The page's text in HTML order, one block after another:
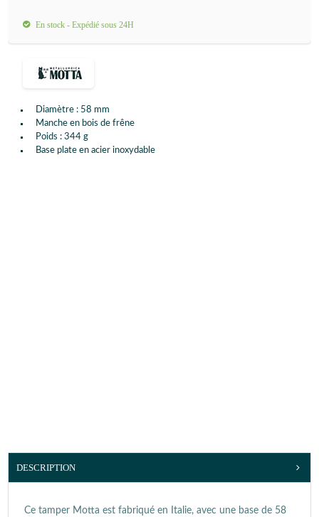
Diamètre : 58 mm
Manche en bois de frêne
Poids : 344 g
Base plate en acier inoxydable
En stock - Expédié sous 24H
DESCRIPTION
Ce tamper Motta est fabriqué en Italie, avec une base de 58